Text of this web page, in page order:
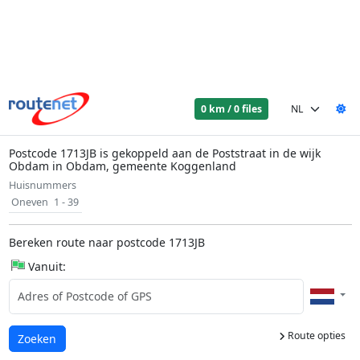
0 km / 0 files
Postcode 1713JB is gekoppeld aan de Poststraat in de wijk
Obdam in Obdam, gemeente Koggenland
Huisnummers
Oneven 1 - 39
Bereken route naar postcode 1713JB
Vanuit:
Route opties
Laden...
Zoeken